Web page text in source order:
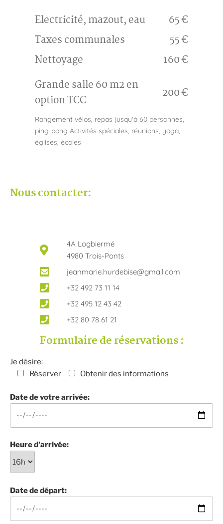
Electricité, mazout, eau
65 €
Taxes communales
55 €
Nettoyage
160 €
Grande salle 60 m2 en
option TCC
200 €
Rangement vélos, repas jusqu'à 60 personnes,
ping-pong Activités spéciales, réunions, yoga,
églises, écoles
Nous contacter:
4A Logbiermé
4980 Trois-Ponts
jeanmarie.hurdebise@gmail.com
+32 492 73 11 14
+32 495 12 43 42
+32 80 78 61 21
Formulaire de réservations :
Je désire:
Réserver
Obtenir des informations
Date de votre arrivée:
Heure d'arrivée:
Date de départ: